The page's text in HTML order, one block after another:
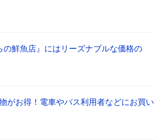
鮮魚店』にはリーズナブルな価格の
がお得！電車やバス利用者などにお買い